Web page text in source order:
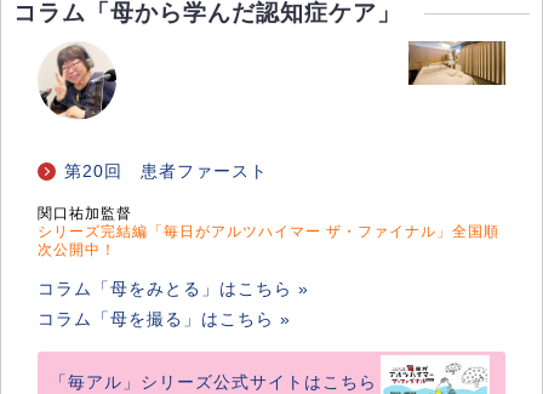
コラム「母から学んだ認知症ケア」
第20回 患者ファースト
関口祐加監督
シリーズ完結編「毎日がアルツハイマー ザ・ファイナル 」全国順
次公開中！
コラム「母をみとる」はこちら »
コラム「母を撮る」はこちら »
「毎アル」シリーズ公式サイトはこちら